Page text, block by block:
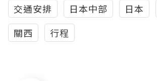
交通安排 日本中部 日本
關西
行程